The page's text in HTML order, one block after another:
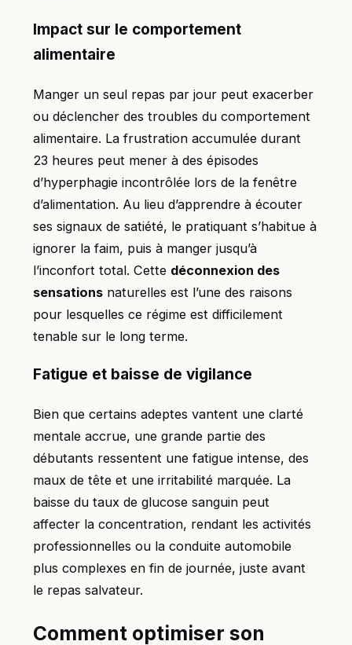
Impact sur le comportement
alimentaire
Manger un seul repas par jour peut exacerber
ou déclencher des troubles du comportement
alimentaire. La frustration accumulée durant
23 heures peut mener à des épisodes
d’hyperphagie incontrôlée lors de la fenêtre
d’alimentation. Au lieu d’apprendre à écouter
ses signaux de satiété, le pratiquant s’habitue à
ignorer la faim, puis à manger jusqu’à
l’inconfort total. Cette déconnexion des
sensations naturelles est l’une des raisons
pour lesquelles ce régime est difficilement
tenable sur le long terme.
Fatigue et baisse de vigilance
Bien que certains adeptes vantent une clarté
mentale accrue, une grande partie des
débutants ressentent une fatigue intense, des
maux de tête et une irritabilité marquée. La
baisse du taux de glucose sanguin peut
affecter la concentration, rendant les activités
professionnelles ou la conduite automobile
plus complexes en fin de journée, juste avant
le repas salvateur.
Comment optimiser son